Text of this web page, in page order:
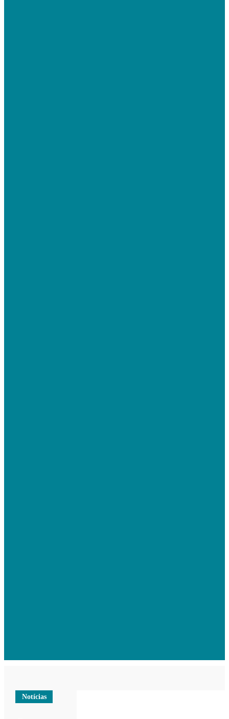
Notícias